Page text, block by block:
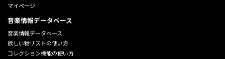
マイページ
音楽情報データベース
音楽情報データベース
欲しい物リストの使い方
コレクション機能の使い方